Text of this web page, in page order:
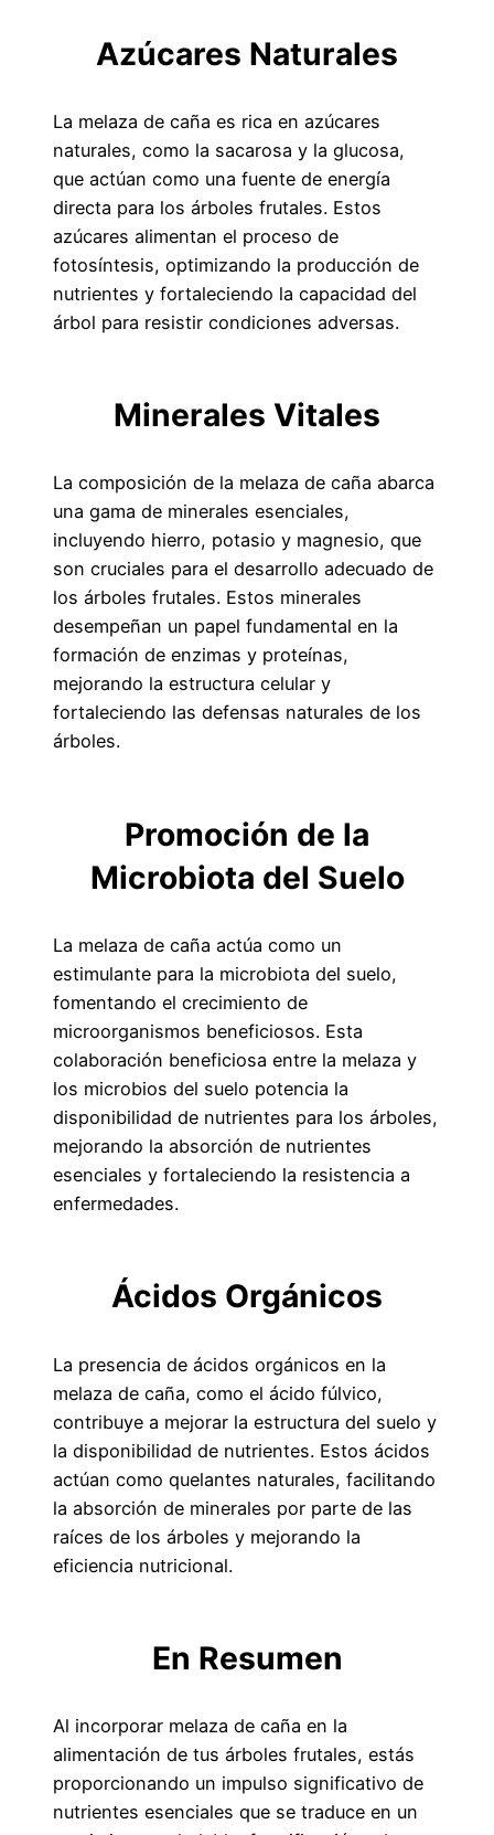
Azúcares Naturales
La melaza de caña es rica en azúcares
naturales, como la sacarosa y la glucosa,
que actúan como una fuente de energía
directa para los árboles frutales. Estos
azúcares alimentan el proceso de
fotosíntesis, optimizando la producción de
nutrientes y fortaleciendo la capacidad del
árbol para resistir condiciones adversas.
Minerales Vitales
La composición de la melaza de caña abarca
una gama de minerales esenciales,
incluyendo hierro, potasio y magnesio, que
son cruciales para el desarrollo adecuado de
los árboles frutales. Estos minerales
desempeñan un papel fundamental en la
formación de enzimas y proteínas,
mejorando la estructura celular y
fortaleciendo las defensas naturales de los
árboles.
Promoción de la
Microbiota del Suelo
La melaza de caña actúa como un
estimulante para la microbiota del suelo,
fomentando el crecimiento de
microorganismos beneficiosos. Esta
colaboración beneficiosa entre la melaza y
los microbios del suelo potencia la
disponibilidad de nutrientes para los árboles,
mejorando la absorción de nutrientes
esenciales y fortaleciendo la resistencia a
enfermedades.
Ácidos Orgánicos
La presencia de ácidos orgánicos en la
melaza de caña, como el ácido fúlvico,
contribuye a mejorar la estructura del suelo y
la disponibilidad de nutrientes. Estos ácidos
actúan como quelantes naturales, facilitando
la absorción de minerales por parte de las
raíces de los árboles y mejorando la
eficiencia nutricional.
En Resumen
Al incorporar melaza de caña en la
alimentación de tus árboles frutales, estás
proporcionando un impulso significativo de
nutrientes esenciales que se traduce en un